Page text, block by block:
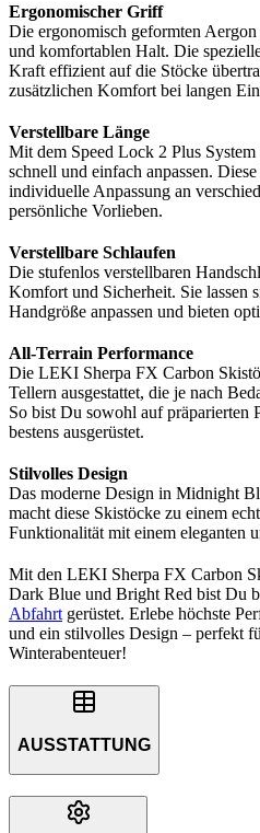
Ergonomischer Griff
Die ergonomisch geformten
und komfortablen Halt. Die
Kraft effizient auf die Stöcke
zusätzlichen Komfort bei langen
Verstellbare Länge
Mit dem Speed Lock 2 Plus
schnell und einfach anpassen.
individuelle Anpassung an
persönliche Vorlieben.
Verstellbare Schlaufen
Die stufenlos verstellbaren
Komfort und Sicherheit. Sie lassen
Handgröße anpassen und bieten
All-Terrain Performance
Die LEKI Sherpa FX Carbon
Tellern ausgestattet, die je nach
So bist Du sowohl auf präparierten
bestens ausgerüstet.
Stilvolles Design
Das moderne Design in Midnight
macht diese Skistöcke zu einem
Funktionalität mit einem eleganten
Mit den LEKI Sherpa FX Carbon
Dark Blue und Bright Red bist Du
Abfahrt gerüstet. Erlebe höchste
und ein stilvolles Design – perfekt
Winterabenteuer!
AUSSTATTUNG